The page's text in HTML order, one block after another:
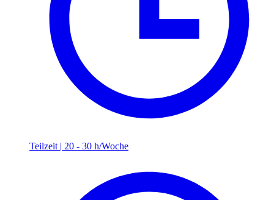
Teilzeit | 20 - 30 h/Woche